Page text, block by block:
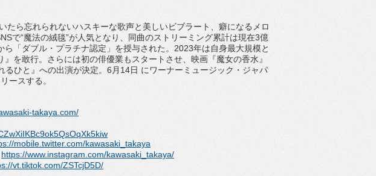
たら忘れられないハスキーな歌声と美しいビブラート、 癖になるメロ
で“魔法の絨毯”が人気となり、同曲のストリーミング累計は現在3億
「ダブル・プラチナ認定」 を授与された。 2023年は自身最大規模と
を敢行。 さらには初の俳優業もスタートさせ、映画『魔女の香水』
ひと』への出演が決定。 6月 14日 にワーナーミュージック・ジャパ
ースする。
takaya.com/
mobile. twitter.com/kawasaki_takaya
https://www. instagram.com/kawasaki_takaya/
vt. tiktok.com/ZSTcjD5D/